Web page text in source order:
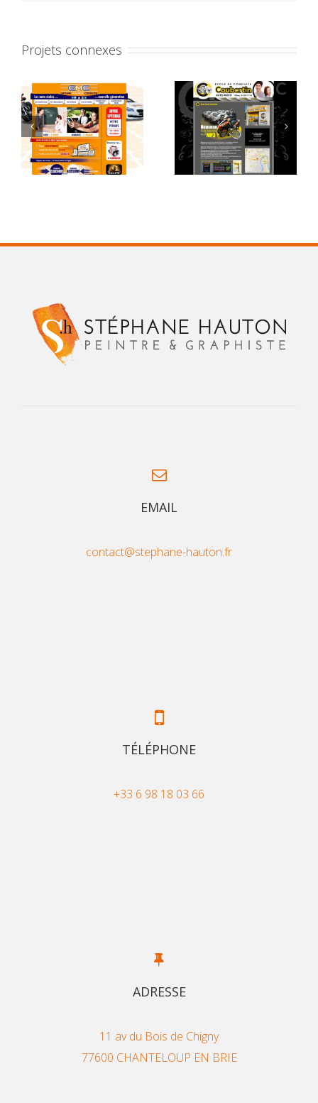
Projets connexes
EMAIL
contact@stephane-hauton.fr
TÉLÉPHONE
+33 6 98 18 03 66
ADRESSE
11 av du Bois de Chigny
77600 CHANTELOUP EN BRIE